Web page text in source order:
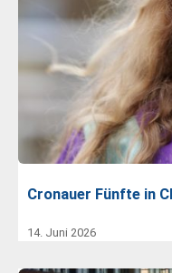
Cronauer Fünfte in
14. Juni 2026